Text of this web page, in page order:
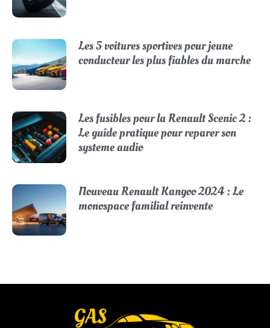
Les 5 voitures sportives pour jeune
conducteur les plus fiables du marche
Les fusibles pour la Renault Scenic 2 :
Le guide pratique pour reparer son
systeme audio
Nouveau Renault Kangoo 2024 : Le
monospace familial reinvente